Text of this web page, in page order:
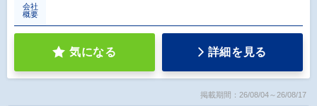
会社
概要
気になる 詳細を見る
掲載期間：26/08/04～26/08/17